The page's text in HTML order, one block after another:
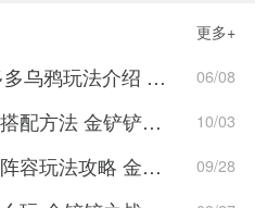
更多+
金铲铲之战S7怒翼拼多多乌鸦玩法介绍 金铲铲之战S7怒翼拼多多乌鸦详细攻略 06/08
金铲铲之战黄金铁三角搭配方法 金铲铲之战黄金铁三角怎么搭配 10/03
金铲铲之战不死挖掘机阵容玩法攻略 金铲铲之战不死挖掘机阵容搭配方案 09/28